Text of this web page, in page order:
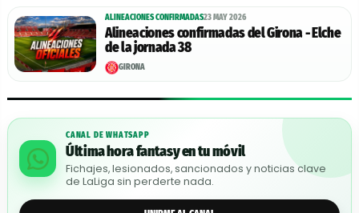
ALINEACIONES CONFIRMADAS23 MAY 2026
Alineaciones confirmadas del Girona - Elche
de la jornada 38
GIRONA
CANAL DE WHATSAPP
Última hora fantasy en tu móvil
Fichajes, lesionados, sancionados y noticias clave
de LaLiga sin perderte nada.